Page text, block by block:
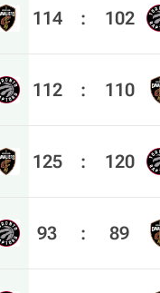
114 : 102
112 : 110
125 : 120
93 : 89